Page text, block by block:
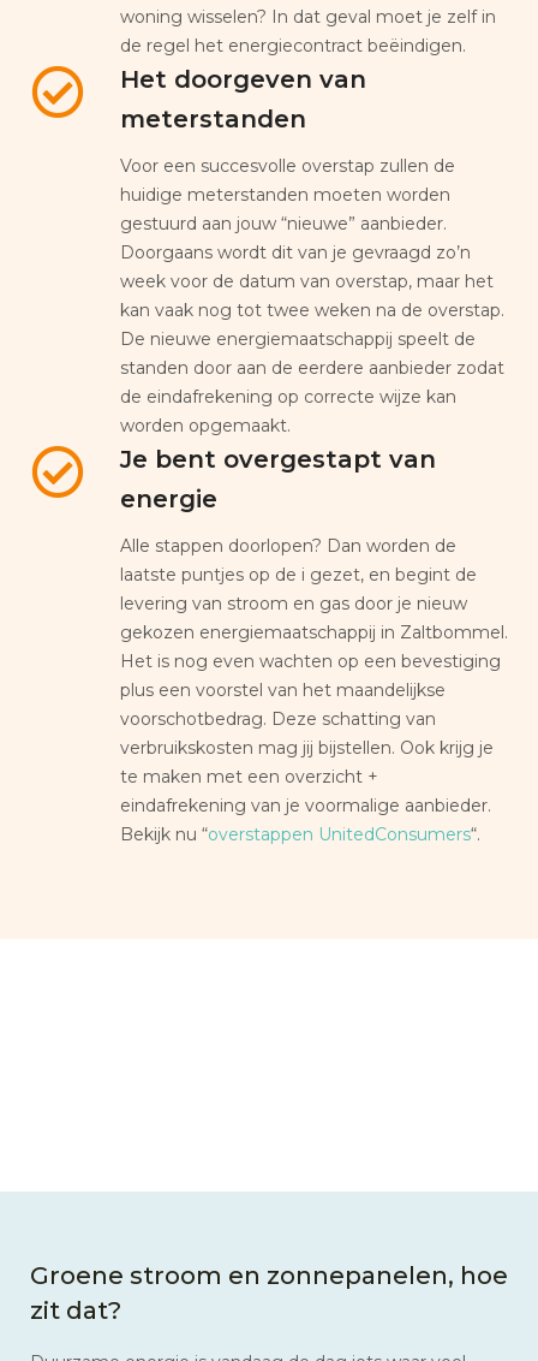
woning wisselen? In dat geval moet je zelf in
de regel het energiecontract beëindigen.
Het doorgeven van
meterstanden
Voor een succesvolle overstap zullen de
huidige meterstanden moeten worden
gestuurd aan jouw “nieuwe” aanbieder.
Doorgaans wordt dit van je gevraagd zo’n
week voor de datum van overstap, maar het
kan vaak nog tot twee weken na de overstap.
De nieuwe energiemaatschappij speelt de
standen door aan de eerdere aanbieder zodat
de eindafrekening op correcte wijze kan
worden opgemaakt.
Je bent overgestapt van
energie
Alle stappen doorlopen? Dan worden de
laatste puntjes op de i gezet, en begint de
levering van stroom en gas door je nieuw
gekozen energiemaatschappij in Zaltbommel.
Het is nog even wachten op een bevestiging
plus een voorstel van het maandelijkse
voorschotbedrag. Deze schatting van
verbruikskosten mag jij bijstellen. Ook krijg je
te maken met een overzicht +
eindafrekening van je voormalige aanbieder.
Bekijk nu “overstappen UnitedConsumers“.
Groene stroom en zonnepanelen, hoe
zit dat?